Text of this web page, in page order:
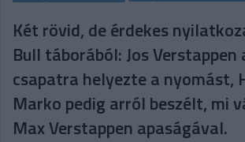
Két rövid, de érdekes
Bull táborából: Jos Verstappen
csapatra helyezte a nyomást,
Marko pedig arról beszélt, mi
Max Verstappen apaságával.